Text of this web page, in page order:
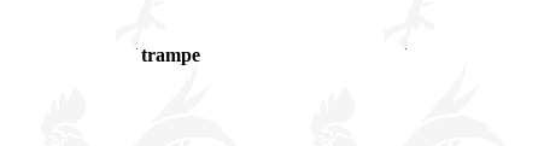
trampe